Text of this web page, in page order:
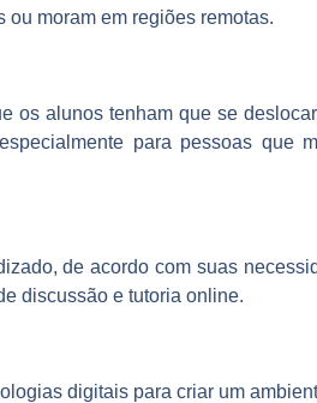
moram em regiões remotas.
os alunos tenham que se
para pessoas que
de acordo com suas
discussão e tutoria online.
digitais para criar um